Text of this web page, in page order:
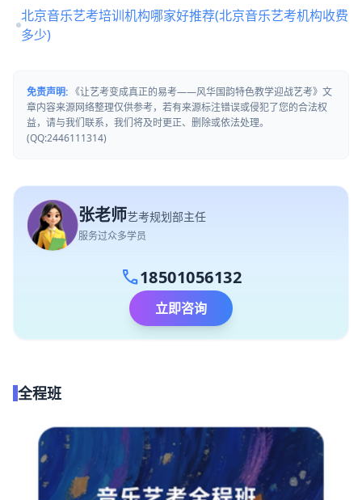
北京音乐艺考培训机构哪家好推荐(北京音乐艺考机构收费
多少)
免责声明: 《让艺考变成真正的易考——风华国韵特色教学迎战艺考》文
章内容来源网络整理仅供参考，若有来源标注错误或侵犯了您的合法权
益，请与我们联系，我们将及时更正、删除或依法处理。
(QQ:2446111314)
张老师艺考规划部主任
服务过众多学员
call18501056132
立即咨询
全程班